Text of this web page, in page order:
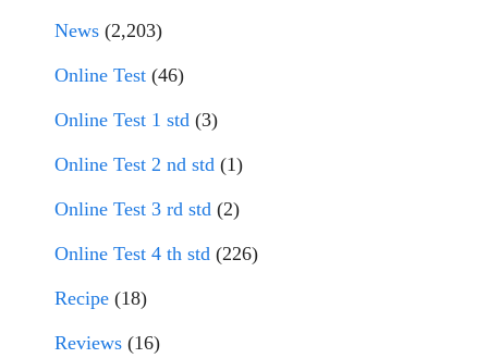
News (2,203)
Online Test (46)
Online Test 1 std (3)
Online Test 2 nd std (1)
Online Test 3 rd std (2)
Online Test 4 th std (226)
Recipe (18)
Reviews (16)